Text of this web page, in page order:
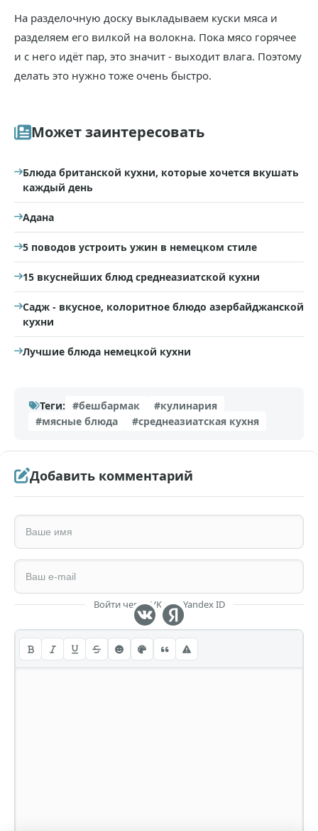
На разделочную доску выкладываем куски мяса и
разделяем его вилкой на волокна. Пока мясо горячее
и с него идёт пар, это значит - выходит влага. Поэтому
делать это нужно тоже очень быстро.
Может заинтересовать
Блюда британской кухни, которые хочется вкушать
каждый день
Адана
5 поводов устроить ужин в немецком стиле
15 вкуснейших блюд среднеазиатской кухни
Садж - вкусное, колоритное блюдо азербайджанской
кухни
Лучшие блюда немецкой кухни
Теги: #бешбармак
#кулинария
#мясные блюда
#среднеазиатская кухня
Добавить комментарий
Войти через VK или Yandex ID